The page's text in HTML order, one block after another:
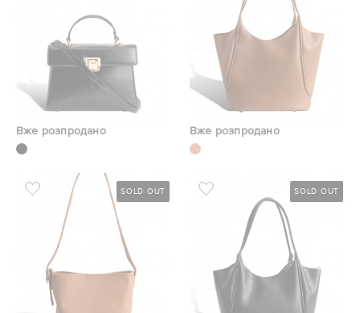
Вже розпродано Вже розпродано
SOLD OUT SOLD OUT